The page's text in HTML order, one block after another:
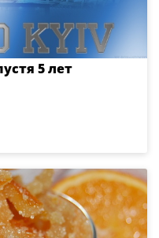
5 лет